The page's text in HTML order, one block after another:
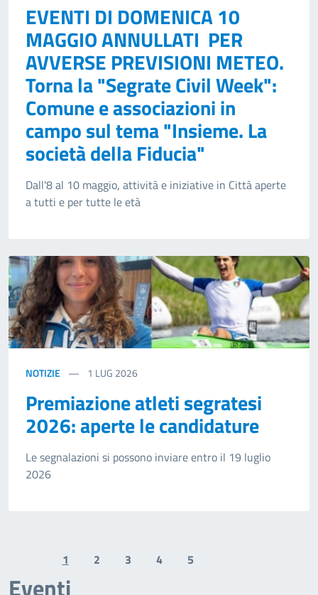
EVENTI DI DOMENICA 10
MAGGIO ANNULLATI PER
AVVERSE PREVISIONI METEO.
Torna la "Segrate Civil Week":
Comune e associazioni in
campo sul tema "Insieme. La
società della Fiducia"
Dall'8 al 10 maggio, attività e iniziative in Città aperte
a tutti e per tutte le età
NOTIZIE 1 LUG 2026
Premiazione atleti segratesi
2026: aperte le candidature
Le segnalazioni si possono inviare entro il 19 luglio
2026
Previous page
1 2 3 4 5
Eventi